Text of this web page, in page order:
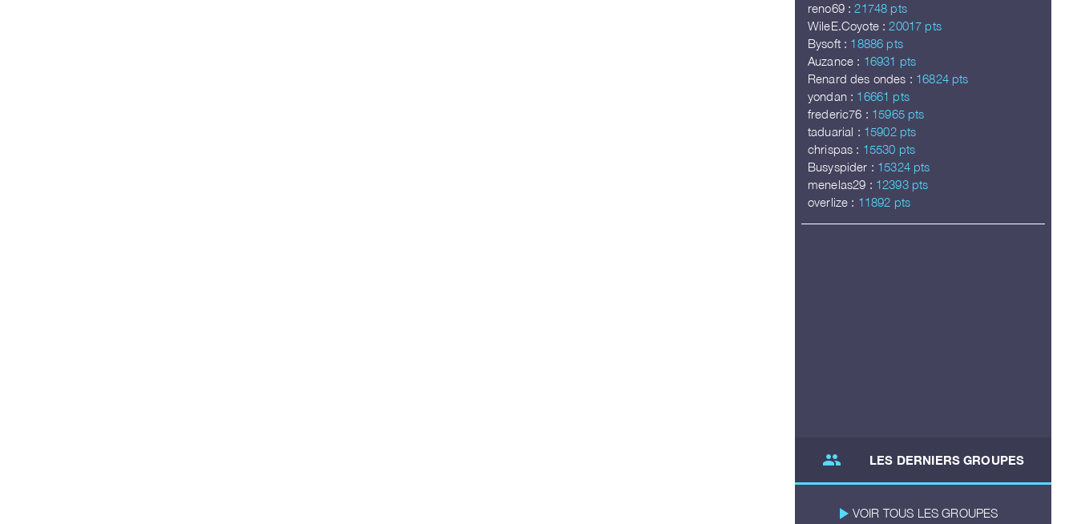
reno69 : 21748 pts
WileE.Coyote : 20017 pts
Bysoft : 18886 pts
Auzance : 16931 pts
Renard des ondes : 16824 pts
yondan : 16661 pts
frederic76 : 15965 pts
taduarial : 15902 pts
chrispas : 15530 pts
Busyspider : 15324 pts
menelas29 : 12393 pts
overlize : 11892 pts
group LES DERNIERS GROUPES
play_arrow VOIR TOUS LES GROUPES